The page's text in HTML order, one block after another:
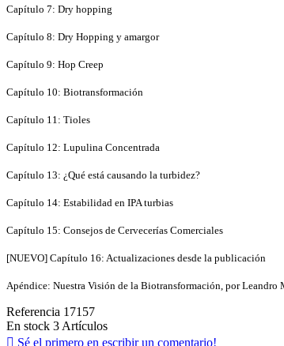
Capítulo 7: Dry hopping
Capítulo 8: Dry Hopping y amargor
Capítulo 9: Hop Creep
Capítulo 10: Biotransformación
Capítulo 11: Tioles
Capítulo 12: Lupulina Concentrada
Capítulo 13: ¿Qué está causando la turbidez?
Capítulo 14: Estabilidad en IPA turbias
Capítulo 15: Consejos de Cervecerías Comerciales
[NUEVO] Capítulo 16: Actualizaciones desde la publicación
Apéndice: Nuestra Visión de la Biotransformación, por Leandro
Referencia 17157
En stock 3 Artículos
 Sé el primero en escribir un comentario!